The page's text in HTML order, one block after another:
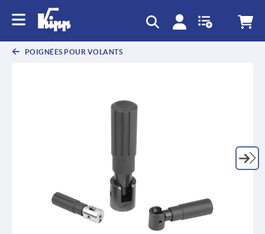
POIGNÉES POUR VOLANTS